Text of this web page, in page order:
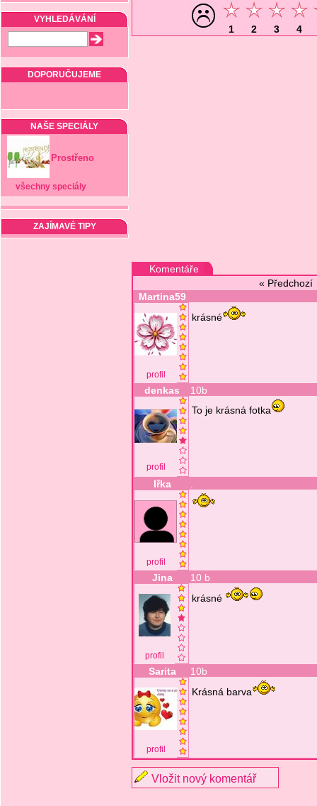
VYHLEDÁVÁNÍ
DOPORUČUJEME
NAŠE SPECIÁLY
Prostřeno
všechny speciály
ZAJÍMAVÉ TIPY
1 2 3 4
Komentáře
«
Martina59
profil
krásné
denkas 10b
profil
To je krásná fotka
Iřka
profil
Jina 10 b
profil
krásné
Sarita 10b
profil
Krásná barva
Vložit nový komentář